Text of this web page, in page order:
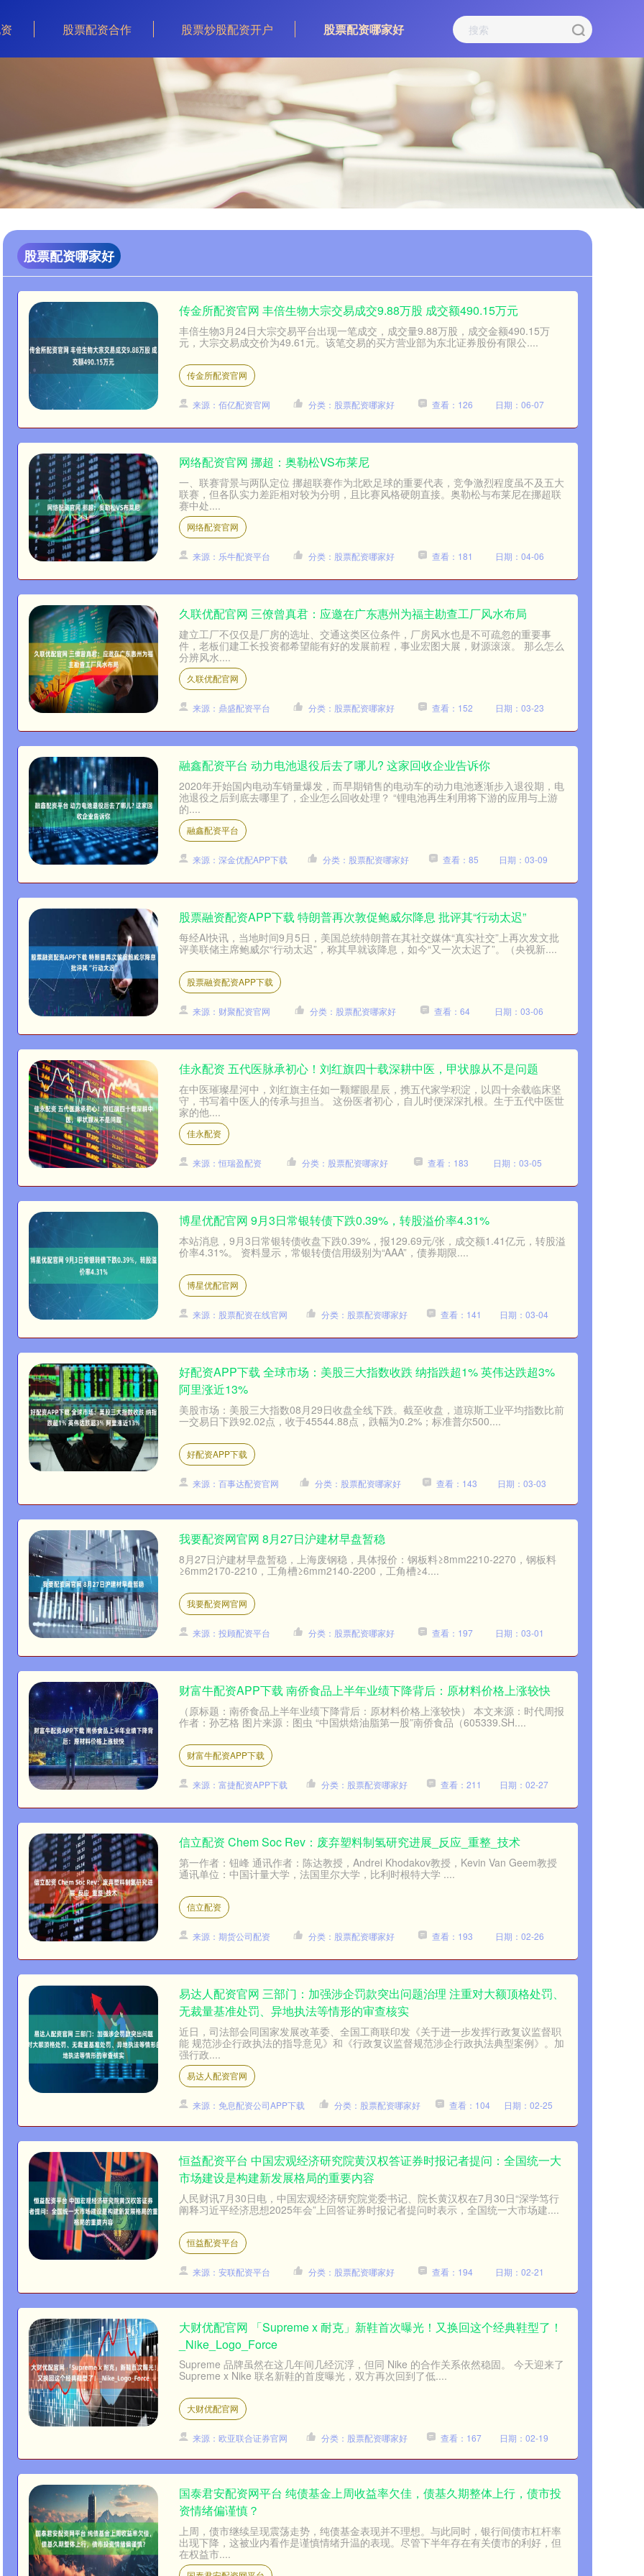
股票配资合作 股票炒股配资开户 股票配资哪家好
股票配资哪家好
传金所配资官网 丰倍生物大宗交易成交9.88万股 成交额490.15万元
丰倍生物3月24日大宗交易平台出现一笔成交，成交量9.88万股，成交金额490.15万
元，大宗交易成交价为49.61元。该笔交易的买方营业部为东北证券股份有限公....
传金所配资官网
来源：佰亿配资官网 分类：股票配资哪家好 查看：126 日期：06-07
网络配资官网 挪超：奥勒松VS布莱尼
一、联赛背景与两队定位 挪超联赛作为北欧足球的重要代表，竞争激烈程度虽不及五大
联赛，但各队实力差距相对较为分明，且比赛风格硬朗直接。奥勒松与布莱尼在挪超联
赛中处....
网络配资官网
来源：乐牛配资平台 分类：股票配资哪家好 查看：181 日期：04-06
久联优配官网 三僚曾真君：应邀在广东惠州为福主勘查工厂风水布局
建立工厂不仅仅是厂房的选址、交通这类区位条件，厂房风水也是不可疏忽的重要事
件，老板们建工长投资都希望能有好的发展前程，事业宏图大展，财源滚滚。 那么怎么
分辨风水....
久联优配官网
来源：鼎盛配资平台 分类：股票配资哪家好 查看：152 日期：03-23
融鑫配资平台 动力电池退役后去了哪儿? 这家回收企业告诉你
2020年开始国内电动车销量爆发，而早期销售的电动车的动力电池逐渐步入退役期，电
池退役之后到底去哪里了，企业怎么回收处理？ “锂电池再生利用将下游的应用与上游
的....
融鑫配资平台
来源：深金优配APP下载 分类：股票配资哪家好 查看：85 日期：03-09
股票融资配资APP下载 特朗普再次敦促鲍威尔降息 批评其“行动太迟”
每经AI快讯，当地时间9月5日，美国总统特朗普在其社交媒体“真实社交”上再次发文批
评美联储主席鲍威尔“行动太迟”，称其早就该降息，如今“又一次太迟了”。（央视新....
股票融资配资APP下载
来源：财聚配资官网 分类：股票配资哪家好 查看：64 日期：03-06
佳永配资 五代医脉承初心！刘红旗四十载深耕中医，甲状腺从不是问题
在中医璀璨星河中，刘红旗主任如一颗耀眼星辰，携五代家学积淀，以四十余载临床坚
守，书写着中医人的传承与担当。 这份医者初心，自儿时便深深扎根。生于五代中医世
家的他....
佳永配资
来源：恒瑞盈配资 分类：股票配资哪家好 查看：183 日期：03-05
博星优配官网 9月3日常银转债下跌0.39%，转股溢价率4.31%
本站消息，9月3日常银转债收盘下跌0.39%，报129.69元/张，成交额1.41亿元，转股溢
价率4.31%。 资料显示，常银转债信用级别为“AAA”，债券期限....
博星优配官网
来源：股票配资在线官网 分类：股票配资哪家好 查看：141 日期：03-04
好配资APP下载 全球市场：美股三大指数收跌 纳指跌超1% 英伟达跌超3%
阿里涨近13%
美股市场：美股三大指数08月29日收盘全线下跌。截至收盘，道琼斯工业平均指数比前
一交易日下跌92.02点，收于45544.88点，跌幅为0.2%；标准普尔500....
好配资APP下载
来源：百事达配资官网 分类：股票配资哪家好 查看：143 日期：03-03
我要配资网官网 8月27日沪建材早盘暂稳
8月27日沪建材早盘暂稳，上海废钢稳，具体报价：钢板料≥8mm2210-2270，钢板料
≥6mm2170-2210，工角槽≥6mm2140-2200，工角槽≥4....
我要配资网官网
来源：投顾配资平台 分类：股票配资哪家好 查看：197 日期：03-01
财富牛配资APP下载 南侨食品上半年业绩下降背后：原材料价格上涨较快
（原标题：南侨食品上半年业绩下降背后：原材料价格上涨较快） 本文来源：时代周报
作者：孙艺格 图片来源：图虫 “中国烘焙油脂第一股”南侨食品（605339.SH....
财富牛配资APP下载
来源：富捷配资APP下载 分类：股票配资哪家好 查看：211 日期：02-27
信立配资 Chem Soc Rev：废弃塑料制氢研究进展_反应_重整_技术
第一作者：钮峰 通讯作者：陈达教授，Andrei Khodakov教授，Kevin Van Geem教授
通讯单位：中国计量大学，法国里尔大学，比利时根特大学 ....
信立配资
来源：期货公司配资 分类：股票配资哪家好 查看：193 日期：02-26
易达人配资官网 三部门：加强涉企罚款突出问题治理 注重对大额顶格处罚、
无裁量基准处罚、异地执法等情形的审查核实
近日，司法部会同国家发展改革委、全国工商联印发《关于进一步发挥行政复议监督职
能 规范涉企行政执法的指导意见》和《行政复议监督规范涉企行政执法典型案例》。加
强行政....
易达人配资官网
来源：免息配资公司APP下载 分类：股票配资哪家好 查看：104 日期：02-25
恒益配资平台 中国宏观经济研究院黄汉权答证券时报记者提问：全国统一大
市场建设是构建新发展格局的重要内容
人民财讯7月30日电，中国宏观经济研究院党委书记、院长黄汉权在7月30日“深学笃行
阐释习近平经济思想2025年会”上回答证券时报记者提问时表示，全国统一大市场建....
恒益配资平台
来源：安联配资平台 分类：股票配资哪家好 查看：194 日期：02-21
大财优配官网 「Supreme x 耐克」新鞋首次曝光！又换回这个经典鞋型了！
_Nike_Logo_Force
Supreme 品牌虽然在这几年间几经沉浮，但同 Nike 的合作关系依然稳固。 今天迎来了
Supreme x Nike 联名新鞋的首度曝光，双方再次回到了低....
大财优配官网
来源：欧亚联合证券官网 分类：股票配资哪家好 查看：167 日期：02-19
国泰君安配资网平台 纯债基金上周收益率欠佳，债基久期整体上行，债市投
资情绪偏谨慎？
上周，债市继续呈现震荡走势，纯债基金表现并不理想。与此同时，银行间债市杠杆率
出现下降，这被业内看作是谨慎情绪升温的表现。尽管下半年存在有关债市的利好，但
在权益市....